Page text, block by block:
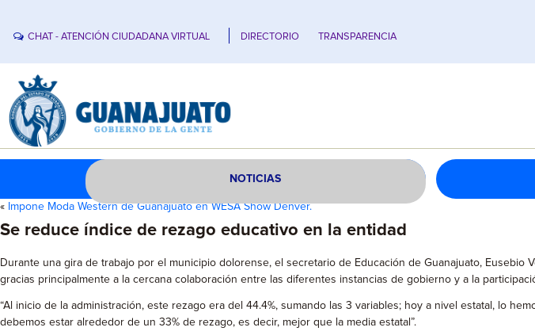
CHAT - ATENCIÓN CIUDADANA VIRTUAL DIRECTORIO TRANSPARENCIA
NOTICIAS
« Impone Moda Western de Guanajuato en WESA Show Denver.
Se reduce índice de rezago educativo en la entidad
Durante una gira de trabajo por el municipio dolorense, el secretario de Educación de Guanajuato,
gracias principalmente a la cercana colaboración entre las diferentes instancias de gobierno y a la
“Al inicio de la administración, este rezago era del 44.4%, sumando las 3 variables; hoy a nivel estatal, lo
debemos estar alrededor de un 33% de rezago, es decir, mejor que la media estatal”.